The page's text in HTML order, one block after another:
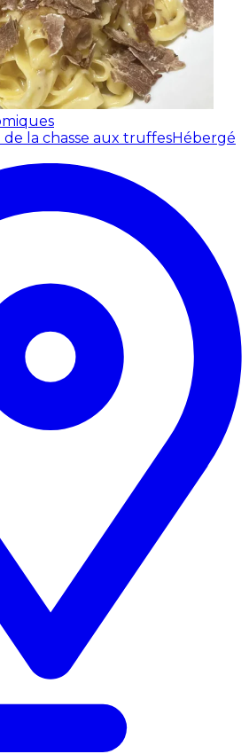
la chasse aux truffesHébergé